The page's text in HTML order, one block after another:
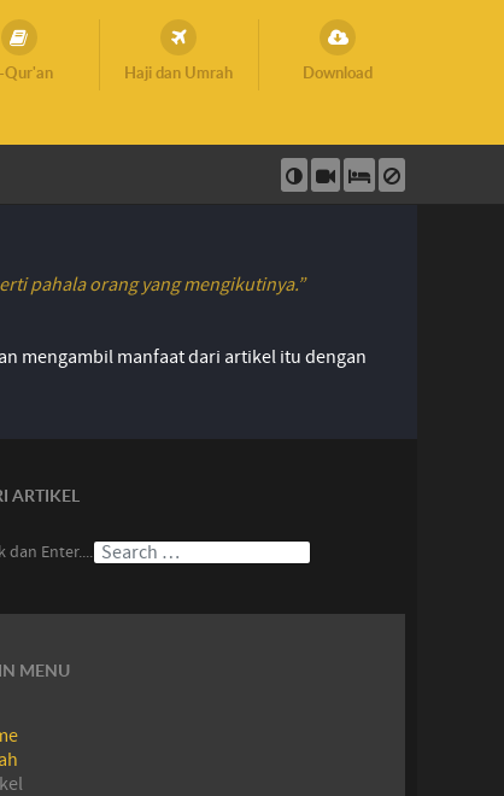
Qur'an Haji dan Umrah Download
pahala orang yang mengikutinya.”
mengambil manfaat dari artikel itu dengan
ARTIKEL
dan Enter....
MENU